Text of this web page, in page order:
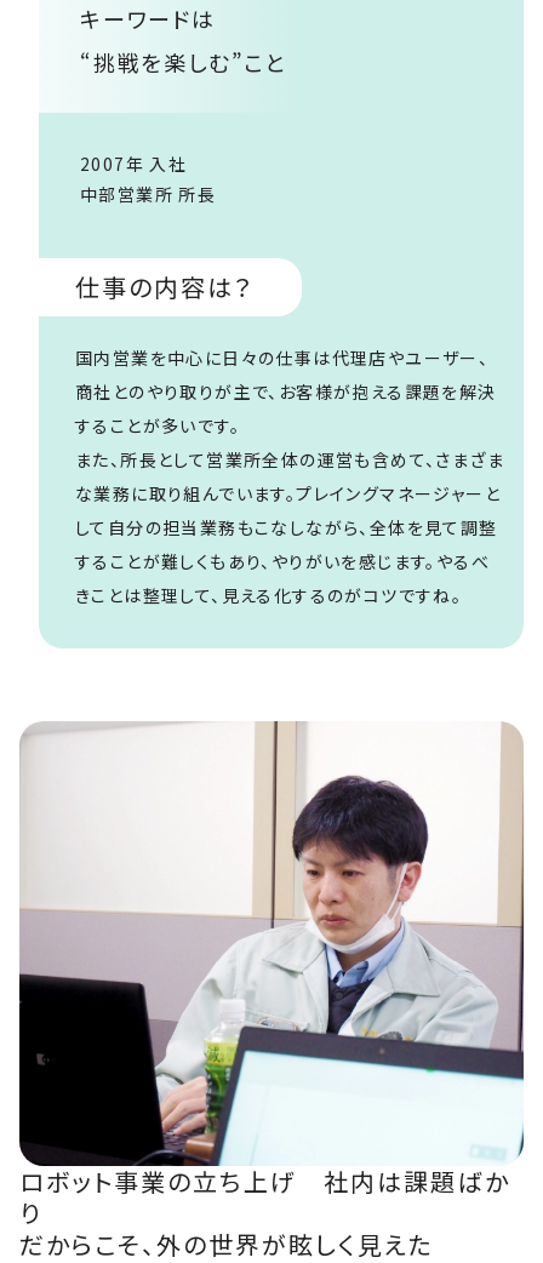
キーワードは
“挑戦を楽しむ”こと
2007年 入社
中部営業所 所長
仕事の内容は？
国内営業を中心に日々の仕事は代理店やユーザー、
商社とのやり取りが主で、お客様が抱える課題を解決
することが多いです。
また、所長として営業所全体の運営も含めて、さまざま
な業務に取り組んでいます。プレイングマネージャーと
して自分の担当業務もこなしながら、全体を見て調整
することが難しくもあり、やりがいを感じます。やるべ
きことは整理して、見える化するのがコツですね。
ロボット事業の立ち上げ 社内は課題ばか
り
だからこそ、外の世界が眩しく見えた